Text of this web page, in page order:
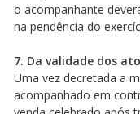
o acompanhante
na pendência do
7. Da validade dos
Uma vez decretada a
acompanhado em